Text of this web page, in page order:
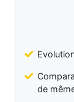
de